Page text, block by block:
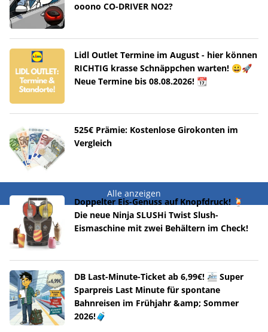
ooono CO-DRIVER NO2?
Lidl Outlet Termine im August - hier können
RICHTIG krasse Schnäppchen warten! 😀🚀
Neue Termine bis 08.08.2026! 📆
525€ Prämie: Kostenlose Girokonten im
Vergleich
Alle anzeigen
Doppelter Eis-Genuss auf Knopfdruck! 🍹
Die neue Ninja SLUSHi Twist Slush-
Eismaschine mit zwei Behältern im Check!
DB Last-Minute-Ticket ab 6,99€! 🚈 Super
Sparpreis Last Minute für spontane
Bahnreisen im Frühjahr &amp; Sommer
2026!🧳